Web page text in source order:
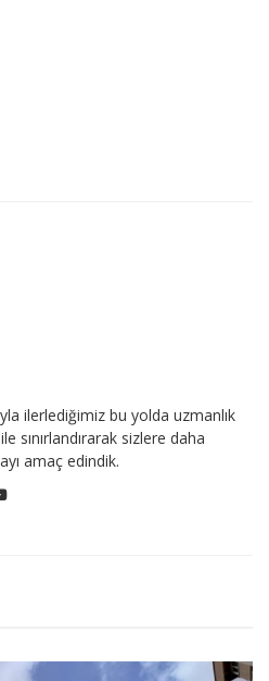
ilerlediğimiz bu yolda uzmanlık
sınırlandırarak sizlere daha
amaç edindik.